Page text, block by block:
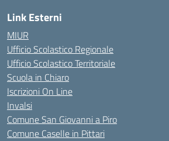
Link Esterni
MIUR
Ufficio Scolastico Regionale
Ufficio Scolastico Territoriale
Scuola in Chiaro
Iscrizioni On Line
Invalsi
Comune San Giovanni a Piro
Comune Caselle in Pittari